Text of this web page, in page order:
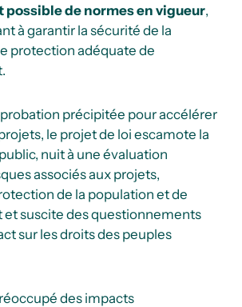
de normes en vigueur,
à garantir la sécurité de la
protection adéquate de
précipitée pour accélérer
le projet de loi escamote la
nuit à une évaluation
associés aux projets,
de la population et de
et suscite des questionnements
sur les droits des peuples
des impacts